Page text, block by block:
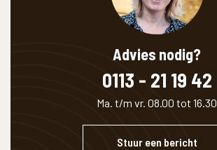
Advies nodig?
0113 - 21 19 42
Ma. t/m vr. 08.00 tot 16.30
Stuur een bericht